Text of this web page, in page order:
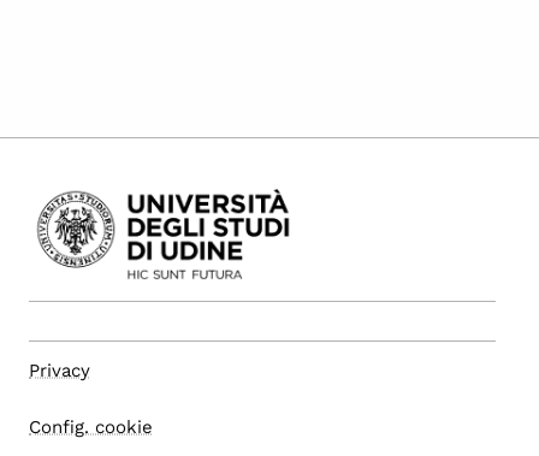
Privacy
Config. cookie